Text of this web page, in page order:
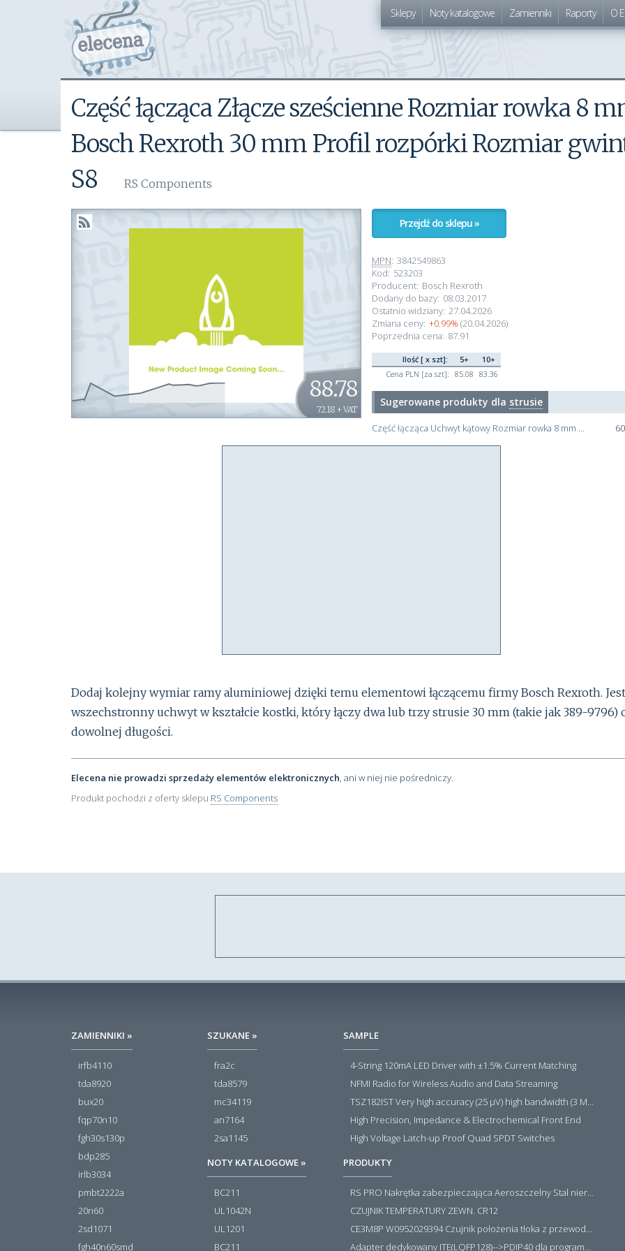
Sklepy Noty katalogowe Zamienniki Raporty O
Część łącząca Złącze sześcienne Rozmiar rowka 8
Bosch Rexroth 30 mm Profil rozpórki Rozmiar
S8
RS Components
88.78
72.18 + VAT
Przejdź do sklepu »
MPN: 3842549863
Kod: 523203
Producent: Bosch Rexroth
Dodany do bazy: 08.03.2017
Ostatnio widziany: 27.04.2026
Zmiana ceny: +0.99% (20.04.2026)
Poprzednia cena: 87.91
Ilość [ x szt]: 5+
10+
Cena PLN [za szt]:
85.08 83.36
Sugerowane produkty dla strusie
Dodaj kolejny wymiar ramy aluminiowej dzięki temu elementowi łączącemu firmy Bosch Rexroth.
wszechstronny uchwyt w kształcie kostki, który łączy dwa lub trzy strusie 30 mm (takie jak 389-9796)
dowolnej długości.
Elecena nie prowadzi sprzedaży elementów elektronicznych, ani w niej nie pośredniczy.
Produkt pochodzi z oferty sklepu RS Components
ZAMIENNIKI »
irfb4110
tda8920
bux20
fqp70n10
fgh30s130p
bdp285
irlb3034
pmbt2222a
20n60
2sd1071
fgh40n60smd
SZUKANE »
fra2c
tda8579
mc34119
an7164
2sa1145
NOTY KATALOGOWE »
BC211
UL1042N
UL1201
BC211
SAMPLE
4-String 120mA LED Driver with ±1.5% Current Matching
NFMI Radio for Wireless Audio and Data Streaming
TSZ182IST Very high accuracy (25 µV) high bandwidth (3 MHz) zero drift 5 V operational amplifiers
High Precision, Impedance & Electrochemical Front End
High Voltage Latch-up Proof Quad SPDT Switches
PRODUKTY
RS PRO Nakrętka zabezpieczająca Aeroszczelny Stal nierdzewna 316 Zwykłe
CZUJNIK TEMPERATURY ZEWN. CR12
CE3M8P W0952029394 Czujnik położenia tłoka z przewodem i złączem M8, PNP NO, 10...30VDC, 100mA, METALWORK, METAL WORK jak MZT1-0
Adapter dedykowany ITE(LQFP128)-->PDIP40 dla programatora RT809H/RT809F (simple)